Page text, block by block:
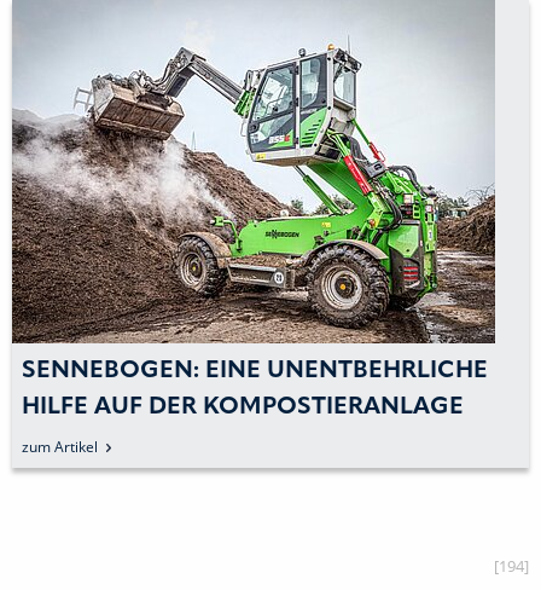
SENNEBOGEN: EINE UNENTBEHRLICHE
HILFE AUF DER KOMPOSTIERANLAGE
zum Artikel
[194]